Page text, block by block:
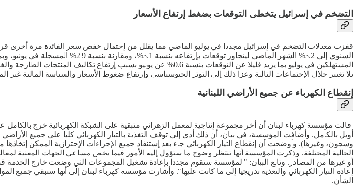
التضخم في إسرائيل يتخطى التوقعات بضغط إرتفاع الأسعار
قفزت معدلات التضخم في إسرائيل مجددا في يوليو الماضي مما يقلل من إحتمال خفض سعر الفائدة مرة أخرى
المستهلكين في يوليو بما يزيد قليلا عن التوقعات بنسبة 0.6% عن يونيو
بلا تغيير خلال الإجتماعات التالية وعزا ذلك إلى التوتر الجيوسياسي وإرتفاع ضغوط الأسعار والسياسة المالية
إنقطاع الكهرباء عن جميع الأراضي اللبنانية
أويل بالكامل. وأضافت المؤسسة، في بيان، أن ذلك أدى إلى توقف التغذية بالتيار الكهربائي كليا على جميع
وسجون، وغيرها). وأوضحت أن إنقطاع التيار الكهربائي جاء بعد إستنفاد جميع الإجراءات الإحترازية الممكن
الحالية المختلفة. وذكرت المؤسسة أنها تنتظر وضوح ما ستؤول إليه الأمور فيما يخص مساعي الجهات المعنية
أو غيرها من المصادر. وتابع البيان: "المؤسسة ستقوم مجددا بإعادة تشغيل المجموعات التي وضعت خارج الخدمة
إعادة التيار الكهربائي والتغذية تدريجيا إلى ما كانت عليها". وأشارت مؤسسة كهرباء لبنان إلى أنها ستبقي جميع
الشأن.